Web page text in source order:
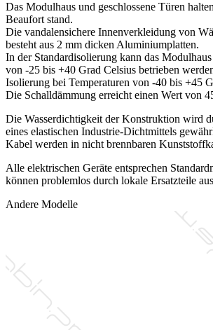
Das Modulhaus und geschlossene Türen
Beaufort stand.
Die vandalensichere Innenverkleidung von
besteht aus 2 mm dicken Aluminiumplatten.
In der Standardisolierung kann das
von -25 bis +40 Grad Celsius betrieben
Isolierung bei Temperaturen von -40 bis +45
Die Schalldämmung erreicht einen Wert von
Die Wasserdichtigkeit der Konstruktion wird
eines elastischen Industrie-Dichtmittels
Kabel werden in nicht brennbaren
Alle elektrischen Geräte entsprechen
können problemlos durch lokale Ersatzteile
Andere Modelle